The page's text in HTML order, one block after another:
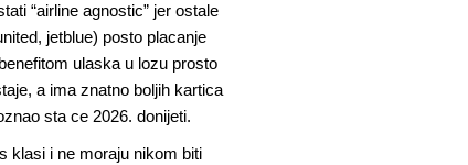
“airline agnostic” jer ostale
jetblue) posto placanje
ulaska u lozu prosto
a ima znatno boljih kartica
sta ce 2026. donijeti.
klasi i ne moraju nikom biti